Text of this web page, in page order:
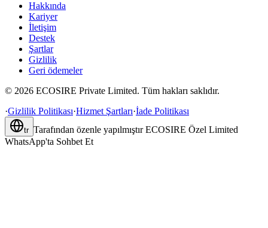
Hakkında
Kariyer
İletişim
Destek
Şartlar
Gizlilik
Geri ödemeler
© 2026 ECOSIRE Private Limited. Tüm hakları saklıdır.
·Gizlilik Politikası·Hizmet Şartları·İade Politikası
tr Tarafından özenle yapılmıştır ECOSIRE Özel Limited
WhatsApp'ta Sohbet Et